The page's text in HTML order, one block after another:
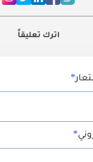
اترك تعليقاً